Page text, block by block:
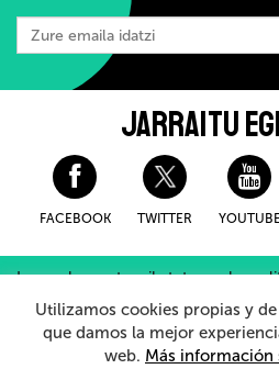
JARRAITU
FACEBOOK TWITTER
Lege-oharra eta pribatutasuneko
Erosteko Baldintza Orokorroak
Barneko Informazio Sistema
Utilizamos cookies propias y
que damos la mejor
web. Más información